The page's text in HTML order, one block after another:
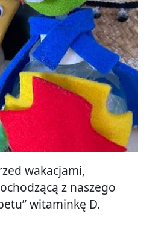
wakacjami,
z naszego
witaminkę D.